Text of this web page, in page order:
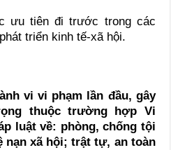
ưu tiên đi trước trong các
triển kinh tế-xã hội.
vi vi phạm lần đầu, gây
thuộc trường hợp Vi
luật về: phòng, chống tội
nạn xã hội; trật tự, an toàn